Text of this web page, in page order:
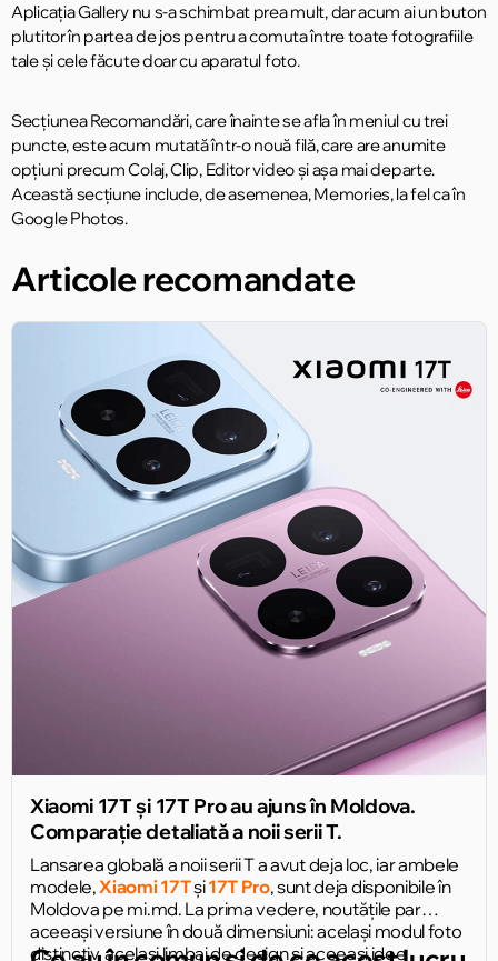
Aplicația Gallery nu s-a schimbat prea mult, dar acum ai un buton
plutitor în partea de jos pentru a comuta între toate fotografiile
tale și cele făcute doar cu aparatul foto.
Secțiunea Recomandări, care înainte se afla în meniul cu trei
puncte, este acum mutată într-o nouă filă, care are anumite
opțiuni precum Colaj, Clip, Editor video și așa mai departe.
Această secțiune include, de asemenea, Memories, la fel ca în
Google Photos.
Articole recomandate
Xiaomi 17T și 17T Pro au ajuns în Moldova.
Comparație detaliată a noii serii T.
Lansarea globală a noii serii T a avut deja loc, iar ambele
modele,Xiaomi 17Tși17T Pro, sunt deja disponibile în
Moldova pe mi.md. La prima vedere, noutățile par
aceeași versiune în două dimensiuni: același modul foto
distinctiv, același limbaj de design și aceeași idee